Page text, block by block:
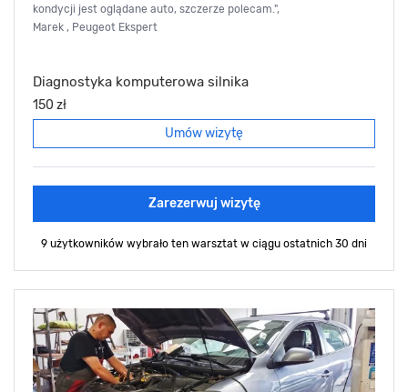
kondycji jest oglądane auto, szczerze polecam.",
Marek , Peugeot Ekspert
Diagnostyka komputerowa silnika
150 zł
Umów wizytę
Zarezerwuj wizytę
9 użytkowników wybrało ten warsztat w ciągu ostatnich 30 dni